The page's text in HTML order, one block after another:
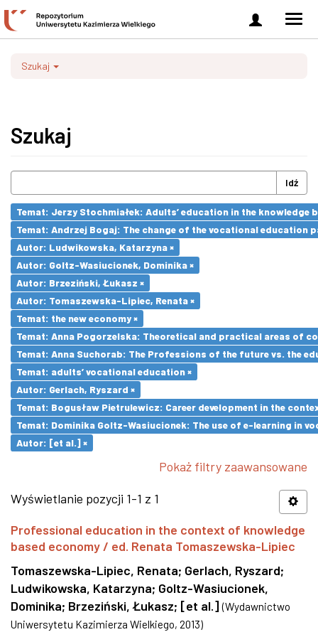
Zaloguj
się
Szukaj
Szukaj
Idź
Temat: Jerzy Stochmiałek: Adults’ education in the knowledge
Temat: Andrzej Bogaj: The change of the vocational education
Autor: Ludwikowska, Katarzyna ×
Autor: Goltz-Wasiucionek, Dominika ×
Autor: Brzeziński, Łukasz ×
Autor: Tomaszewska-Lipiec, Renata ×
Temat: the new economy ×
Temat: Anna Pogorzelska: Theoretical and practical areas of
Temat: Anna Suchorab: The Professions of the future vs. the
Temat: adults’ vocational education ×
Autor: Gerlach, Ryszard ×
Temat: Bogusław Pietrulewicz: Career development in the
Temat: Dominika Goltz-Wasiucionek: The use of e-learning in
Autor: [et al.] ×
Pokaż filtry zaawansowane
Wyświetlanie pozycji 1-1 z 1
Professional education in the context of knowledge
based economy / ed. Renata Tomaszewska-Lipiec
Tomaszewska-Lipiec, Renata; Gerlach, Ryszard;
Ludwikowska, Katarzyna; Goltz-Wasiucionek,
Dominika; Brzeziński, Łukasz; [et al.] (Wydawnictwo
Uniwersytetu Kazimierza Wielkiego, 2013)